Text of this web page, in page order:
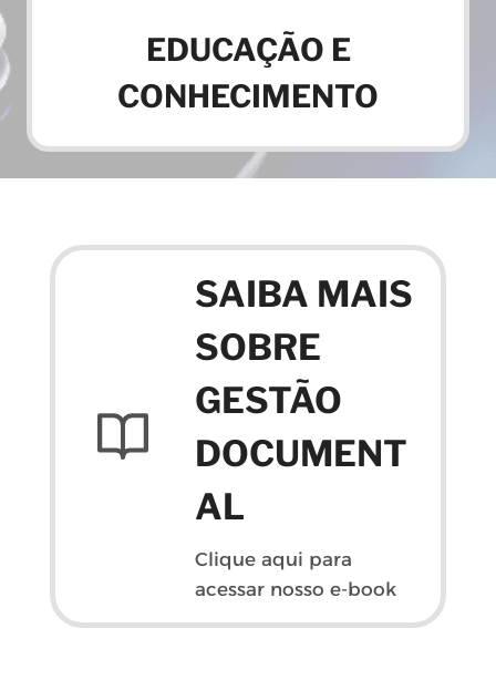
EDUCAÇÃO E
CONHECIMENTO
SAIBA MAIS
SOBRE
GESTÃO
DOCUMENT
AL
Clique aqui para
acessar nosso e-book